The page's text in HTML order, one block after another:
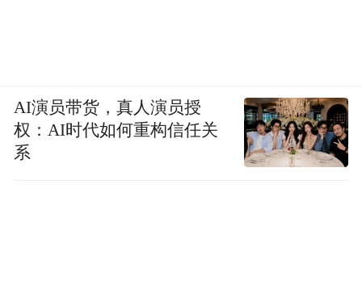
AI演员带货，真人演员授
权：AI时代如何重构信任关
系